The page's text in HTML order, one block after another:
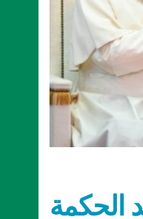
الحكمة